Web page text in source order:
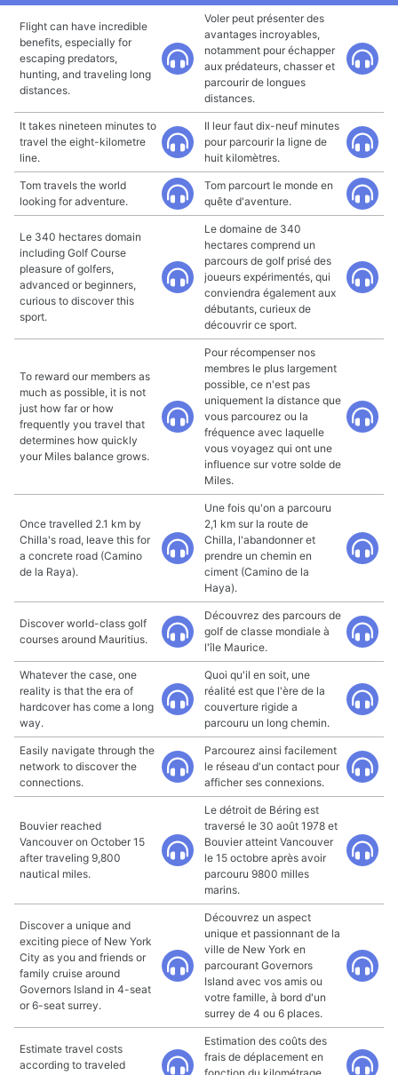
Flight can have incredible
benefits, especially for
escaping predators,
hunting, and traveling long
distances.
Voler peut présenter des
avantages incroyables,
notamment pour échapper
aux prédateurs, chasser et
parcourir de longues
distances.
It takes nineteen minutes to
travel the eight-kilometre
line.
Il leur faut dix-neuf minutes
pour parcourir la ligne de
huit kilomètres.
Tom travels the world
looking for adventure.
Tom parcourt le monde en
quête d'aventure.
Le 340 hectares domain
including Golf Course
pleasure of golfers,
advanced or beginners,
curious to discover this
sport.
Le domaine de 340
hectares comprend un
parcours de golf prisé des
joueurs expérimentés, qui
conviendra également aux
débutants, curieux de
découvrir ce sport.
To reward our members as
much as possible, it is not
just how far or how
frequently you travel that
determines how quickly
your Miles balance grows.
Pour récompenser nos
membres le plus largement
possible, ce n'est pas
uniquement la distance que
vous parcourez ou la
fréquence avec laquelle
vous voyagez qui ont une
influence sur votre solde de
Miles.
Once travelled 2.1 km by
Chilla's road, leave this for
a concrete road (Camino
de la Raya).
Une fois qu'on a parcouru
2,1 km sur la route de
Chilla, l'abandonner et
prendre un chemin en
ciment (Camino de la
Haya).
Discover world-class golf
courses around Mauritius.
Découvrez des parcours de
golf de classe mondiale à
l'île Maurice.
Whatever the case, one
reality is that the era of
hardcover has come a long
way.
Quoi qu'il en soit, une
réalité est que l'ère de la
couverture rigide a
parcouru un long chemin.
Easily navigate through the
network to discover the
connections.
Parcourez ainsi facilement
le réseau d'un contact pour
afficher ses connexions.
Bouvier reached
Vancouver on October 15
after traveling 9,800
nautical miles.
Le détroit de Béring est
traversé le 30 août 1978 et
Bouvier atteint Vancouver
le 15 octobre après avoir
parcouru 9800 milles
marins.
Discover a unique and
exciting piece of New York
City as you and friends or
family cruise around
Governors Island in 4-seat
or 6-seat surrey.
Découvrez un aspect
unique et passionnant de la
ville de New York en
parcourant Governors
Island avec vos amis ou
votre famille, à bord d'un
surrey de 4 ou 6 places.
Estimate travel costs
according to traveled
Estimation des coûts des
frais de déplacement en